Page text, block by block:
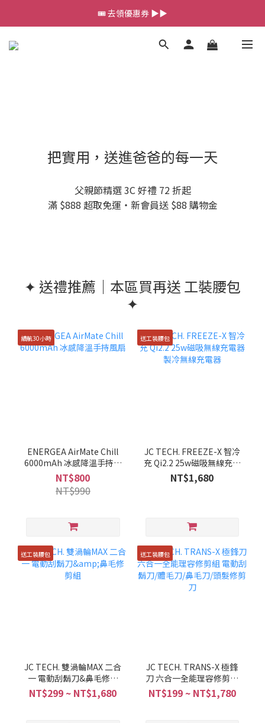
💰新會員送 $88 購物金
🎟️ 去領優惠券 ▶▶
💰新會員送 $88 購物金
把實用，送進爸爸的每一天
父親節精選 3C 好禮 72 折起
滿 $888 超取免運・新會員送 $88 購物金
✦ 送禮推薦｜本區買再送 工裝腰包
✦
續航30小時
ENERGEA AirMate Chill
6000mAh 冰感降溫手持風
扇
NT$800
NT$990
送工裝腰包
JC TECH. FREEZE-X 智冷
充 Qi2.2 25w磁吸無線充電
器 製冷無線充電器
NT$1,680
送工裝腰包
JC TECH. 雙渦輪MAX 二合
一 電動刮鬍刀&鼻毛修剪
組
NT$299 ~ NT$1,680
送工裝腰包
JC TECH. TRANS-X 極鋒
刀 六合一全能理容修剪組
電動刮鬍刀/體毛刀/鼻毛
刀/頭髮修剪刀
NT$199 ~ NT$1,780